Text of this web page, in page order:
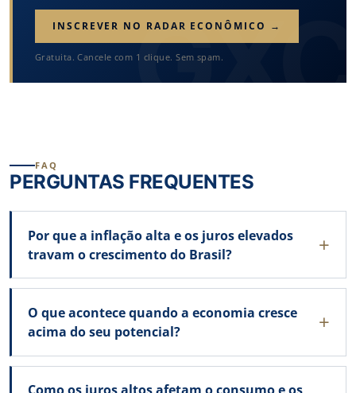
INSCREVER NO RADAR ECONÔMICO →
Gratuita. Cancele com 1 clique. Sem spam.
FAQ
PERGUNTAS FREQUENTES
Por que a inflação alta e os juros elevados
travam o crescimento do Brasil?
O que acontece quando a economia cresce
acima do seu potencial?